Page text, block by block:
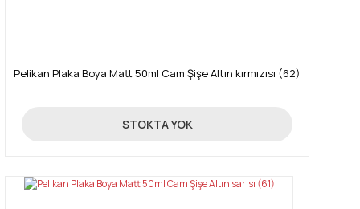
Pelikan Plaka Boya Matt 50ml Cam Şişe Altın kırmızısı (62)
85,00 TL
STOKTA YOK